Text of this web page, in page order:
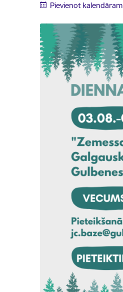
Pievienot kalendāram